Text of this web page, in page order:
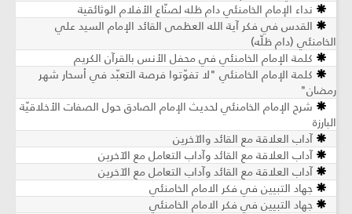
نداء الإمام الخامنئي دام ظله لصنّاع الأفلام الوثائقية
القدس في فكر آية الله العظمى القائد الإمام السيد علي
الخامنئي (دام ظلّه)
كلمة الإمام الخامنئي في محفل الأنس بالقرآن الكريم
كلمة الإمام الخامنئي "لا تفوّتوا فرصة التعبّد في أسحار شهر
رمضان"
شرح الإمام الخامنئي لحديث الإمام الصادق حول الصفات الأخلاقيّة
البارزة
آداب العلاقة مع القائد والآخرين
آداب العلاقة مع القائد وآداب التعامل مع الآخرين
آداب العلاقة مع القائد وآداب التعامل مع الآخرين
جهاد التبيين في فكر الامام الخامنئي
جهاد التبيين في فكر الامام الخامنئي